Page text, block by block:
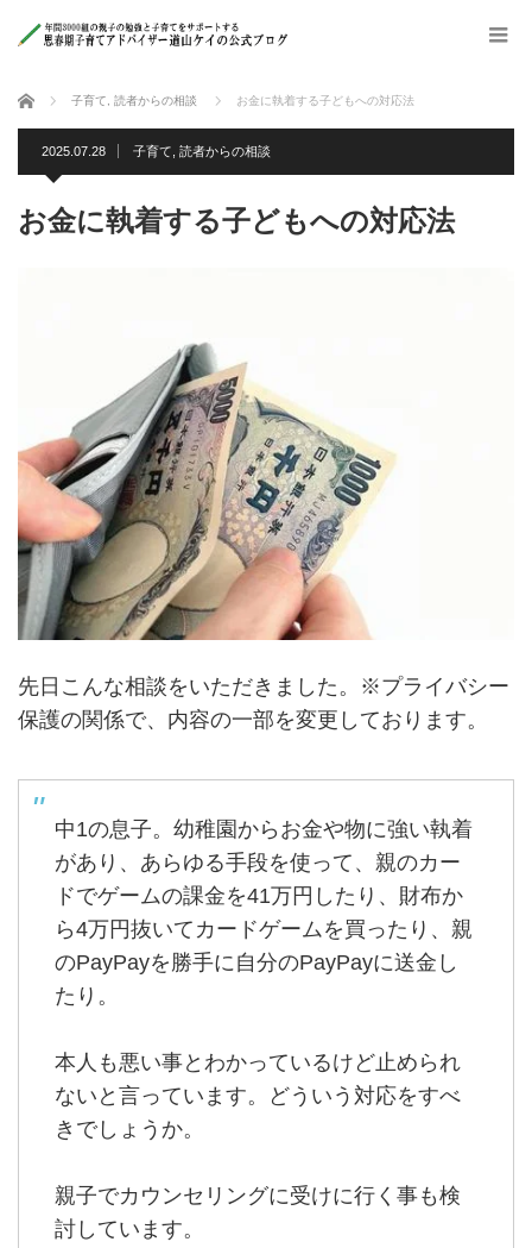
ホーム 子育て 読者からの相談 お金に執着する子どもへの対応法
2025.07.28 子育て 読者からの相談
お金に執着する子どもへの対応法
先日こんな相談をいただきました。※プライバシー
保護の関係で、内容の一部を変更しております。
中1の息子。幼稚園からお金や物に強い執着
があり、あらゆる手段を使って、親のカー
ドでゲームの課金を41万円したり、財布か
ら4万円抜いてカードゲームを買ったり、親
のPayPayを勝手に自分のPayPayに送金し
たり。
本人も悪い事とわかっているけど止められ
ないと言っています。どういう対応をすべ
きでしょうか。
親子でカウンセリングに受けに行く事も検
討しています。